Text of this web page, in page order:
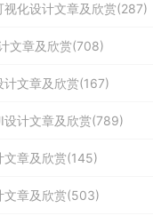
视化设计文章及欣赏(287)
文章及欣赏(708)
计文章及欣赏(167)
设计文章及欣赏(789)
文章及欣赏(145)
文章及欣赏(503)